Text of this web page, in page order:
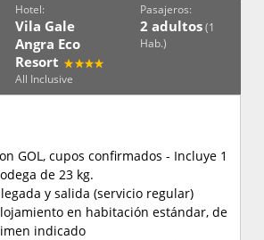
Hotel:
Vila Gale
Angra Eco
Resort
All Inclusive
Pasajeros:
2 adultos(1
Hab.)
GOL, cupos confirmados - Incluye 1
de 23 kg.
y salida (servicio regular)
en habitación estándar, de
indicado